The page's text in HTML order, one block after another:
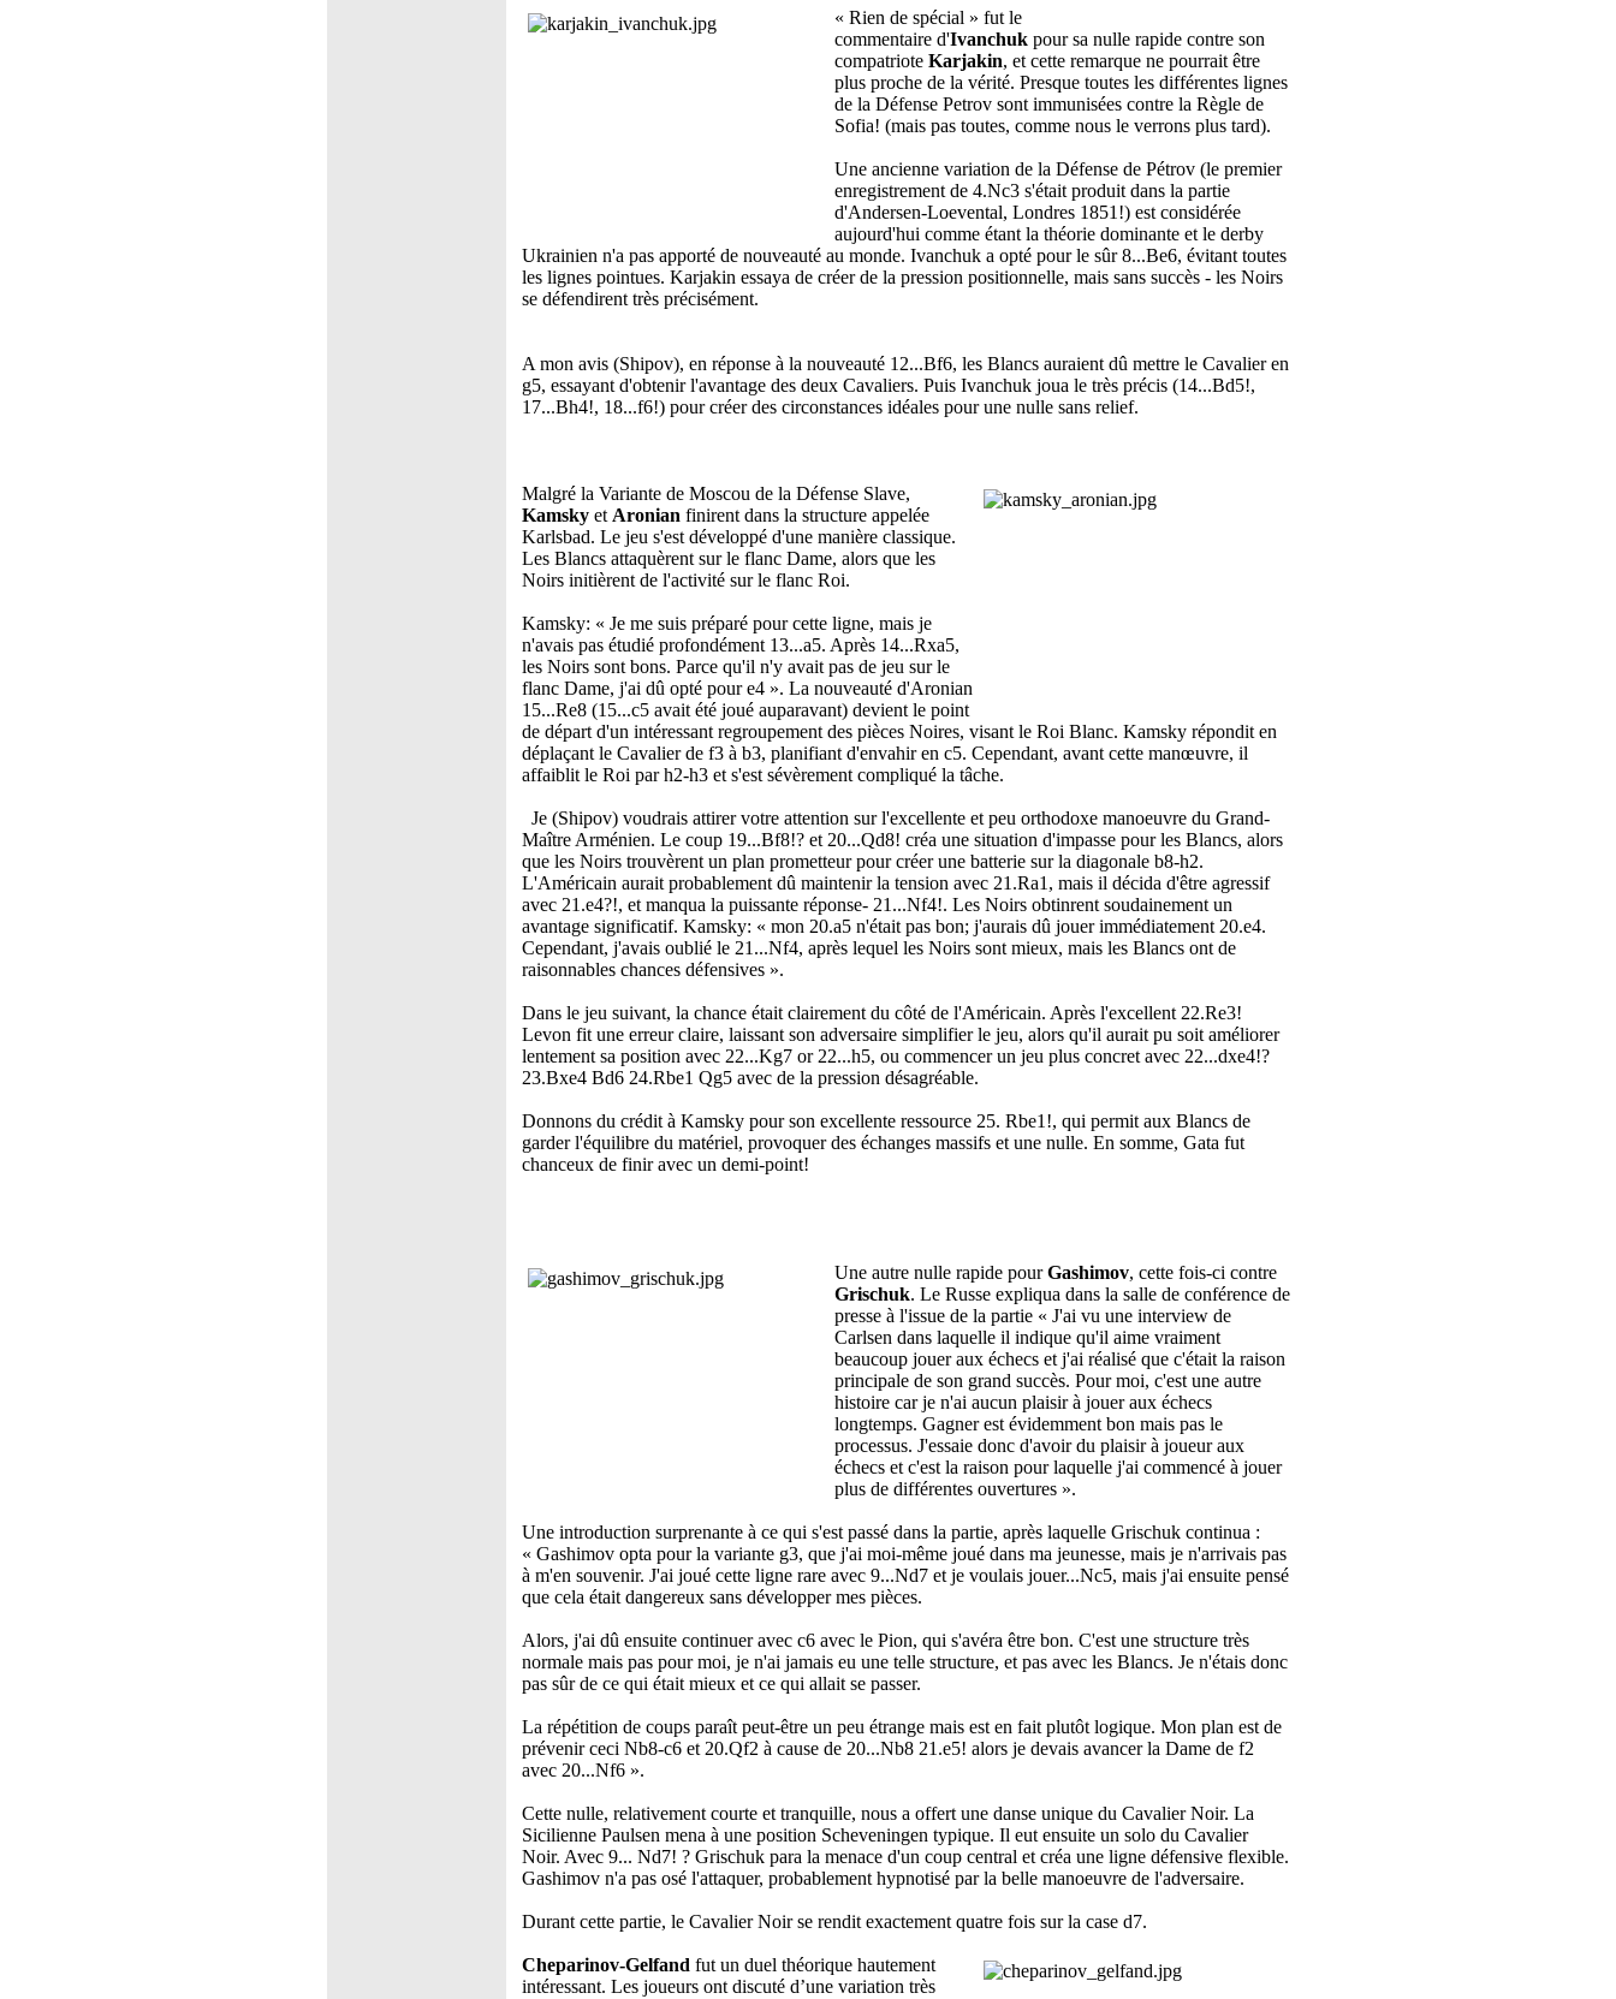
« Rien de spécial » fut le
commentaire d'Ivanchuk pour sa nulle rapide contre son
compatriote Karjakin, et cette remarque ne pourrait être
plus proche de la vérité. Presque toutes les différentes lignes
de la Défense Petrov sont immunisées contre la Règle de
Sofia! (mais pas toutes, comme nous le verrons plus tard).
Une ancienne variation de la Défense de Pétrov (le premier
enregistrement de 4.Nc3 s'était produit dans la partie
d'Andersen-Loevental, Londres 1851!) est considérée
aujourd'hui comme étant la théorie dominante et le derby
Ukrainien n'a pas apporté de nouveauté au monde. Ivanchuk a opté pour le sûr 8...Be6, évitant toutes
les lignes pointues. Karjakin essaya de créer de la pression positionnelle, mais sans succès - les Noirs
se défendirent très précisément.
A mon avis (Shipov), en réponse à la nouveauté 12...Bf6, les Blancs auraient dû mettre le Cavalier en
g5, essayant d'obtenir l'avantage des deux Cavaliers. Puis Ivanchuk joua le très précis (14...Bd5!,
17...Bh4!, 18...f6!) pour créer des circonstances idéales pour une nulle sans relief.
Malgré la Variante de Moscou de la Défense Slave,
Kamsky et Aronian finirent dans la structure appelée
Karlsbad. Le jeu s'est développé d'une manière classique.
Les Blancs attaquèrent sur le flanc Dame, alors que les
Noirs initièrent de l'activité sur le flanc Roi.
Kamsky: « Je me suis préparé pour cette ligne, mais je
n'avais pas étudié profondément 13...a5. Après 14...Rxa5,
les Noirs sont bons. Parce qu'il n'y avait pas de jeu sur le
flanc Dame, j'ai dû opté pour e4 ». La nouveauté d'Aronian
15...Re8 (15...c5 avait été joué auparavant) devient le point
de départ d'un intéressant regroupement des pièces Noires, visant le Roi Blanc. Kamsky répondit en
déplaçant le Cavalier de f3 à b3, planifiant d'envahir en c5. Cependant, avant cette manœuvre, il
affaiblit le Roi par h2-h3 et s'est sévèrement compliqué la tâche.
Je (Shipov) voudrais attirer votre attention sur l'excellente et peu orthodoxe manoeuvre du Grand-
Maître Arménien. Le coup 19...Bf8!? et 20...Qd8! créa une situation d'impasse pour les Blancs, alors
que les Noirs trouvèrent un plan prometteur pour créer une batterie sur la diagonale b8-h2.
L'Américain aurait probablement dû maintenir la tension avec 21.Ra1, mais il décida d'être agressif
avec 21.e4?!, et manqua la puissante réponse- 21...Nf4!. Les Noirs obtinrent soudainement un
avantage significatif. Kamsky: « mon 20.a5 n'était pas bon; j'aurais dû jouer immédiatement 20.e4.
Cependant, j'avais oublié le 21...Nf4, après lequel les Noirs sont mieux, mais les Blancs ont de
raisonnables chances défensives ».
Dans le jeu suivant, la chance était clairement du côté de l'Américain. Après l'excellent 22.Re3!
Levon fit une erreur claire, laissant son adversaire simplifier le jeu, alors qu'il aurait pu soit améliorer
lentement sa position avec 22...Kg7 or 22...h5, ou commencer un jeu plus concret avec 22...dxe4!?
23.Bxe4 Bd6 24.Rbe1 Qg5 avec de la pression désagréable.
Donnons du crédit à Kamsky pour son excellente ressource 25. Rbe1!, qui permit aux Blancs de
garder l'équilibre du matériel, provoquer des échanges massifs et une nulle. En somme, Gata fut
chanceux de finir avec un demi-point!
Une autre nulle rapide pourGashimov, cette fois-ci contre
Grischuk. Le Russe expliqua dans la salle de conférence de
presse à l'issue de la partie « J'ai vu une interview de
Carlsen dans laquelle il indique qu'il aime vraiment
beaucoup jouer aux échecs et j'ai réalisé que c'était la raison
principale de son grand succès. Pour moi, c'est une autre
histoire car je n'ai aucun plaisir à jouer aux échecs
longtemps. Gagner est évidemment bon mais pas le
processus. J'essaie donc d'avoir du plaisir à joueur aux
échecs et c'est la raison pour laquelle j'ai commencé à jouer
plus de différentes ouvertures ».
Une introduction surprenante à ce qui s'est passé dans la partie, après laquelle Grischuk continua :
« Gashimov opta pour la variante g3, que j'ai moi-même joué dans ma jeunesse, mais je n'arrivais pas
à m'en souvenir. J'ai joué cette ligne rare avec 9...Nd7 et je voulais jouer...Nc5, mais j'ai ensuite pensé
que cela était dangereux sans développer mes pièces.
Alors, j'ai dû ensuite continuer avec c6 avec le Pion, qui s'avéra être bon. C'est une structure très
normale mais pas pour moi, je n'ai jamais eu une telle structure, et pas avec les Blancs. Je n'étais donc
pas sûr de ce qui était mieux et ce qui allait se passer.
La répétition de coups paraît peut-être un peu étrange mais est en fait plutôt logique. Mon plan est de
prévenir ceci Nb8-c6 et 20.Qf2 à cause de 20...Nb8 21.e5! alors je devais avancer la Dame de f2
avec 20...Nf6 ».
Cette nulle, relativement courte et tranquille, nous a offert une danse unique du Cavalier Noir. La
Sicilienne Paulsen mena à une position Scheveningen typique. Il eut ensuite un solo du Cavalier
Noir. Avec 9... Nd7! ? Grischuk para la menace d'un coup central et créa une ligne défensive flexible.
Gashimov n'a pas osé l'attaquer, probablement hypnotisé par la belle manoeuvre de l'adversaire.
Durant cette partie, le Cavalier Noir se rendit exactement quatre fois sur la case d7.
Cheparinov-Gelfand fut un duel théorique hautement
intéressant. Les joueurs ont discuté d’une variation très